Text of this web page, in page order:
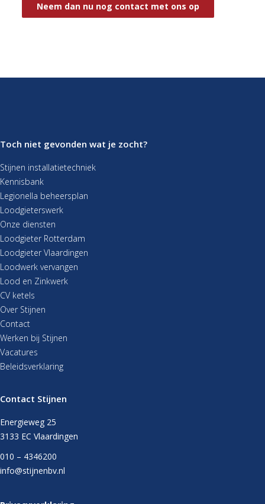
Neem dan nu nog contact met ons op
Toch niet gevonden wat je zocht?
Stijnen installatietechniek
Kennisbank
Legionella beheersplan
Loodgieterswerk
Onze diensten
Loodgieter Rotterdam
Loodgieter Vlaardingen
Loodwerk vervangen
Lood en Zinkwerk
CV ketels
Over Stijnen
Contact
Werken bij Stijnen
Vacatures
Beleidsverklaring
Contact Stijnen
Energieweg 25
3133 EC Vlaardingen
010 – 4346200
info@stijnenbv.nl